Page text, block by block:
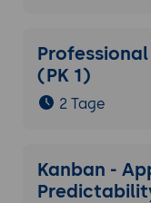
(PK 1)
2 Tage
Kanban -